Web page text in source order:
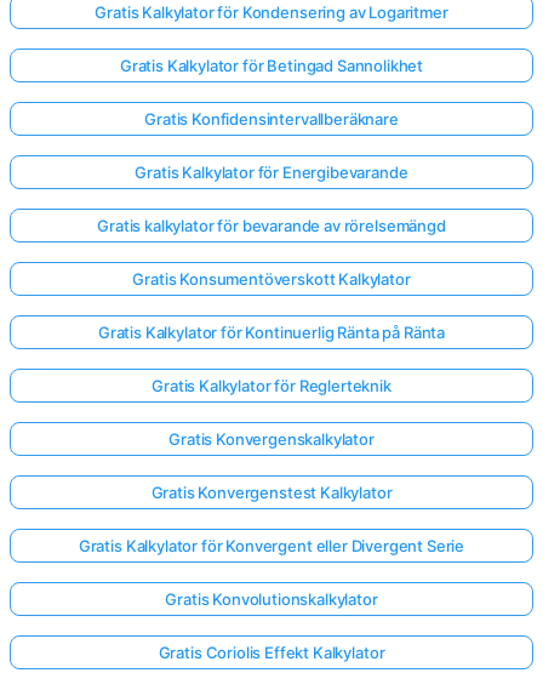
Gratis Kalkylator för Kondensering av Logaritmer
Gratis Kalkylator för Betingad Sannolikhet
Gratis Konfidensintervallberäknare
Gratis Kalkylator för Energibevarande
Gratis kalkylator för bevarande av rörelsemängd
Gratis Konsumentöverskott Kalkylator
Gratis Kalkylator för Kontinuerlig Ränta på Ränta
Gratis Kalkylator för Reglerteknik
Gratis Konvergenskalkylator
Gratis Konvergenstest Kalkylator
Gratis Kalkylator för Konvergent eller Divergent Serie
Gratis Konvolutionskalkylator
Gratis Coriolis Effekt Kalkylator